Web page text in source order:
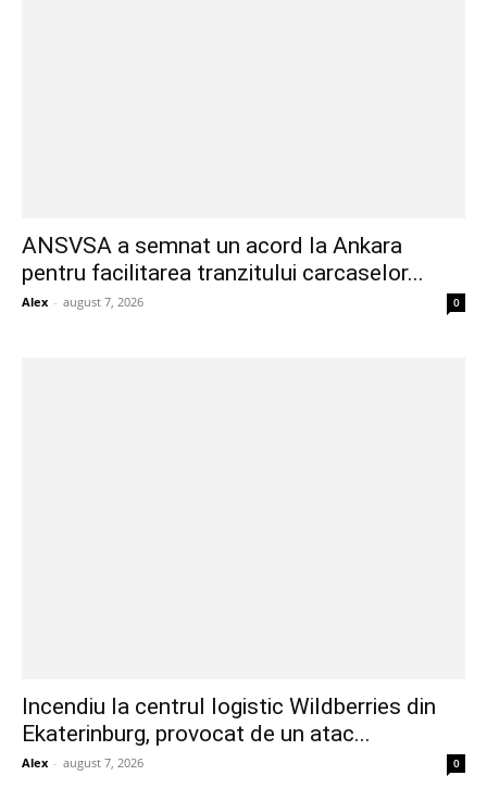
ANSVSA a semnat un acord la Ankara
pentru facilitarea tranzitului carcaselor...
Alex - august 7, 2026 0
Incendiu la centrul logistic Wildberries din
Ekaterinburg, provocat de un atac...
Alex - august 7, 2026 0